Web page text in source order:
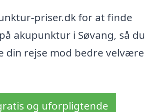
priser.dk for at finde
akupunktur i Søvang, så du
din rejse mod bedre velvære
og uforpligtende